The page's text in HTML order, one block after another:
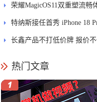
式开售
荣耀MagicOS11双重塑流畅
特纳斯接任首秀 iPhone 18
长鑫产品不打低价牌 报价
热门文章